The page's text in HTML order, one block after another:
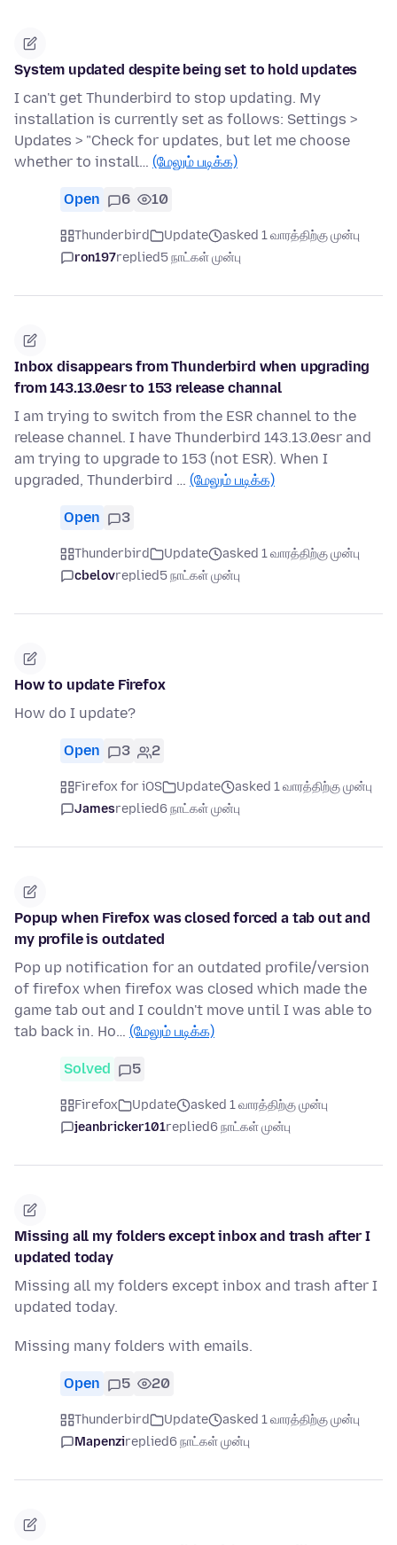
System updated despite being set to hold updates
I can't get Thunderbird to stop updating. My
installation is currently set as follows: Settings >
Updates > "Check for updates, but let me choose
whether to install… (மேலும் படிக்க)
Open 6 10
Thunderbird Update
asked 1 வாரத்திற்கு முன்பு
ron197replied5 நாட்கள் முன்பு
Inbox disappears from Thunderbird when upgrading
from 143.13.0esr to 153 release channal
I am trying to switch from the ESR channel to the
release channel. I have Thunderbird 143.13.0esr and
am trying to upgrade to 153 (not ESR). When I
upgraded, Thunderbird … (மேலும் படிக்க)
Open 3
Thunderbird Update
asked 1 வாரத்திற்கு முன்பு
cbelovreplied5 நாட்கள் முன்பு
How to update Firefox
How do I update?
Open 3 2
Firefox for iOS Update
asked 1 வாரத்திற்கு முன்பு
Jamesreplied6 நாட்கள் முன்பு
Popup when Firefox was closed forced a tab out and
my profile is outdated
Pop up notification for an outdated profile/version
of firefox when firefox was closed which made the
game tab out and I couldn't move until I was able to
tab back in. Ho… (மேலும் படிக்க)
Solved 5
Firefox Update
asked 1 வாரத்திற்கு முன்பு
jeanbricker101replied6 நாட்கள் முன்பு
Missing all my folders except inbox and trash after I
updated today
Missing all my folders except inbox and trash after I
updated today.
Missing many folders with emails.
Open 5 20
Thunderbird Update
asked 1 வாரத்திற்கு முன்பு
Mapenzireplied6 நாட்கள் முன்பு